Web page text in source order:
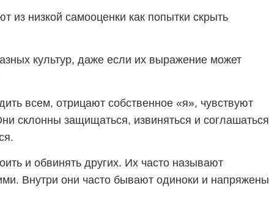
из низкой самооценки как попытки скрыть
культур, даже если их выражение может
всем, отрицают собственное «я», чувствуют
склонны защищаться, извиняться и соглашаться
и обвинять других. Их часто называют
Внутри они часто бывают одиноки и напряжены